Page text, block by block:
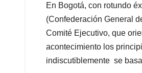
A
p
p
o
o
k
d
I
n
En Bogotá, con rotundo
(Confederación General
Comité Ejecutivo, que
acontecimiento los
indiscutiblemente se